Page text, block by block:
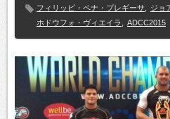
フィリッピ・ペナ・プレギーサ
ジョ
ホドウフォ・ヴィエイラ
ADCC2015